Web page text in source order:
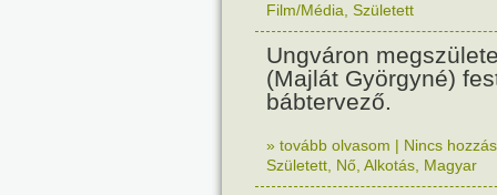
Film/Média Született
Ungváron
(Majlát Györgyné)
bábtervező.
» tovább olvasom | Nincs
Született Nő Alkotás Magyar